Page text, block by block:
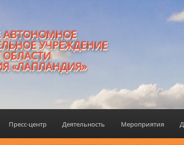
АВТОНОМНОЕ
УЧРЕЖДЕНИЕ
«ЛАПЛАНДИЯ»
Пресс-центр Деятельность Мероприятия